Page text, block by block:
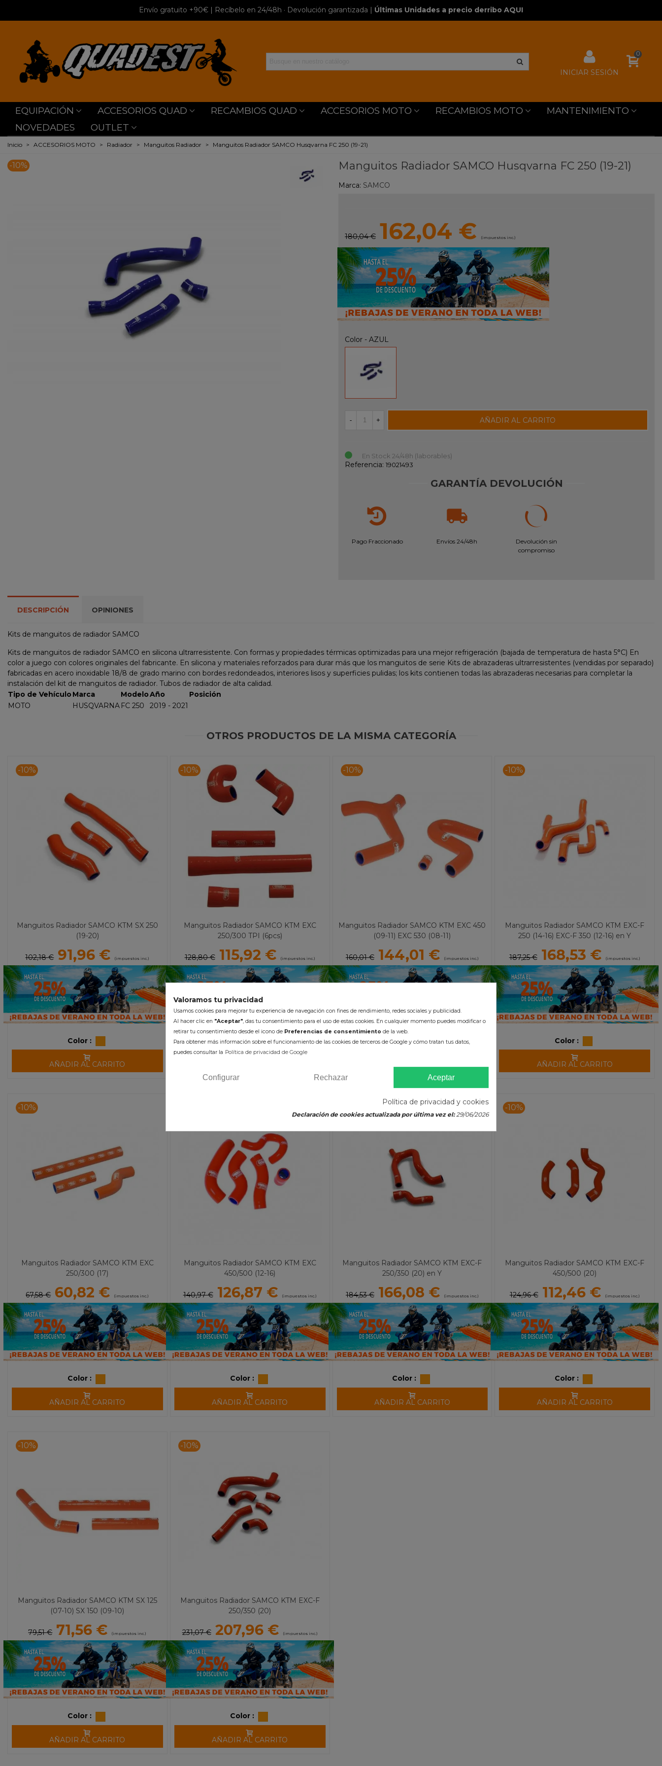
Envío gratuito +90€ | Recíbelo en 24/48h · Devolución garantizada | Últimas Unidades a precio derribo AQUI
INICIAR SESIÓN
0
EQUIPACIÓN ACCESORIOS QUAD RECAMBIOS QUAD ACCESORIOS MOTO RECAMBIOS MOTO
MANTENIMIENTO
NOVEDADES
OUTLET
Inicio > ACCESORIOS MOTO > Radiador > Manguitos Radiador > Manguitos Radiador SAMCO Husqvarna FC 250 (19-21)
-10% Manguitos Radiador SAMCO Husqvarna FC 250 (19-21)
Marca: SAMCO
180,04 € 162,04 € (impuestos inc.)
Color - AZUL
- + AÑADIR AL CARRITO
En Stock 24/48h (laborables)
Referencia: 19021493
GARANTÍA DEVOLUCIÓN
Pago Fraccionado Envíos 24/48h
Devolución sin
compromiso
DESCRIPCIÓN OPINIONES
Kits de manguitos de radiador SAMCO
Kits de manguitos de radiador SAMCO en silicona ultrarresistente. Con formas y propiedades térmicas optimizadas para una mejor refrigeración (bajada de temperatura de hasta 5°C) En
color a juego con colores originales del fabricante. En silicona y materiales reforzados para durar más que los manguitos de serie Kits de abrazaderas ultrarresistentes (vendidas por separado)
fabricadas en acero inoxidable 18/8 de grado marino con bordes redondeados, interiores lisos y superficies pulidas; los kits contienen todas las abrazaderas necesarias para completar la
instalación del kit de manguitos de radiador. Tubos de radiador de alta calidad.
Tipo de Vehículo Marca ModeloAño
Posición
MOTO
HUSQVARNA FC 250 2019 - 2021
OTROS PRODUCTOS DE LA MISMA CATEGORÍA
-10%
Manguitos Radiador SAMCO KTM SX 250
(19-20)
102,18 € 91,96 € (impuestos inc.)
Color :
AÑADIR AL CARRITO
-10%
Manguitos Radiador SAMCO KTM EXC
250/300 TPI (6pcs)
128,80 € 115,92 € (impuestos inc.)
Color :
-10%
Manguitos Radiador SAMCO KTM EXC 450
(09-11) EXC 530 (08-11)
160,01 € 144,01 € (impuestos inc.)
Color :
-10%
Manguitos Radiador SAMCO KTM EXC-F
250 (14-16) EXC-F 350 (12-16) en Y
187,25 € 168,53 € (impuestos inc.)
Color :
AÑADIR AL CARRITO
-10%
Manguitos Radiador SAMCO KTM EXC
250/300 (17)
67,58 € 60,82 € (impuestos inc.)
Color :
AÑADIR AL CARRITO
Manguitos Radiador SAMCO KTM EXC
450/500 (12-16)
140,97 € 126,87 € (impuestos inc.)
Color :
AÑADIR AL CARRITO
Manguitos Radiador SAMCO KTM EXC-F
250/350 (20) en Y
184,53 € 166,08 € (impuestos inc.)
Color :
AÑADIR AL CARRITO
-10%
Manguitos Radiador SAMCO KTM EXC-F
450/500 (20)
124,96 € 112,46 € (impuestos inc.)
Color :
AÑADIR AL CARRITO
-10%
Manguitos Radiador SAMCO KTM SX 125
(07-10) SX 150 (09-10)
79,51 € 71,56 € (impuestos inc.)
Color :
AÑADIR AL CARRITO
-10%
Manguitos Radiador SAMCO KTM EXC-F
250/350 (20)
231,07 € 207,96 € (impuestos inc.)
Color :
AÑADIR AL CARRITO
Valoramos tu privacidad
Usamos cookies para mejorar tu experiencia de navegación con fines de rendimiento, redes sociales y publicidad.
Al hacer clic en "Aceptar", das tu consentimiento para el uso de estas cookies. En cualquier momento puedes modificar o
retirar tu consentimiento desde el icono de Preferencias de consentimiento de la web.
Para obtener más información sobre el funcionamiento de las cookies de terceros de Google y cómo tratan tus datos,
puedes consultar la Política de privacidad de Google
Configurar Rechazar Aceptar
Política de privacidad y cookies
Declaración de cookies actualizada por última vez el:29/06/2026